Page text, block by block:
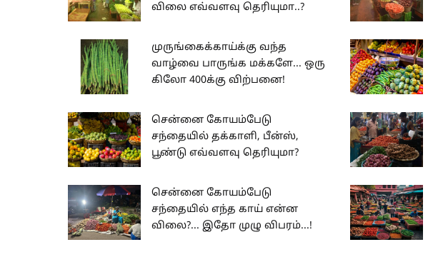
விலை எவ்வளவு தெரியுமா..?
முருங்கைக்காய்க்கு வந்த
வாழ்வை பாருங்க மக்களே... ஒரு
கிலோ 400க்கு விற்பனை!
சென்னை கோயம்பேடு
சந்தையில் தக்காளி, பீன்ஸ்,
பூண்டு எவ்வளவு தெரியுமா?
சென்னை கோயம்பேடு
சந்தையில் எந்த காய் என்ன
விலை?... இதோ முழு விபரம்...!